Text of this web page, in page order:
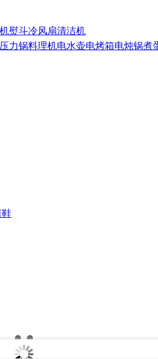
熨斗冷风扇清洁机
力锅料理机电水壶电烤箱电炖锅煮
鞋